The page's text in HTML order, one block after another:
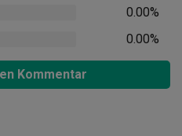
0.00%
0.00%
Kommentar